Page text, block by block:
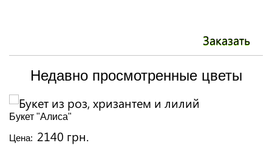
Заказать
Недавно просмотренные цветы
Букет "Алиса"
Цена: 2140 грн.